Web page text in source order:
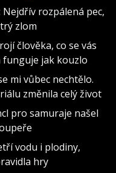
rozpálená pec,
zlom
člověka, co se vás
jak kouzlo
mi vůbec nechtělo.
změnila celý život
pro samuraje našel
vodu i plodiny,
hry